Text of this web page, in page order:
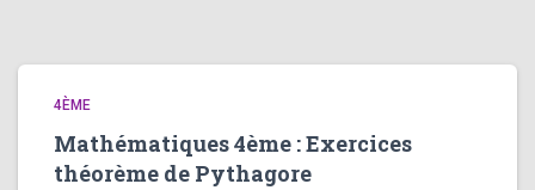
4ÈME
Mathématiques 4ème : Exercices
théorème de Pythagore